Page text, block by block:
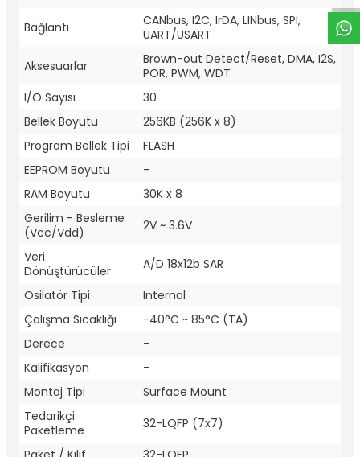
Bağlantı
CANbus, I2C, IrDA, LINbus, SPI,
UART/USART
Aksesuarlar
Brown-out Detect/Reset, DMA, I2S,
POR, PWM, WDT
I/O Sayısı
30
Bellek Boyutu
256KB (256K x 8)
Program Bellek Tipi
FLASH
EEPROM Boyutu
-
RAM Boyutu
30K x 8
Gerilim - Besleme
(Vcc/Vdd)
2V ~ 3.6V
Veri
Dönüştürücüler
A/D 18x12b SAR
Osilatör Tipi
Internal
Çalışma Sıcaklığı
-40°C ~ 85°C (TA)
Derece
-
Kalifikasyon
-
Montaj Tipi
Surface Mount
Tedarikçi
Paketleme
32-LQFP (7x7)